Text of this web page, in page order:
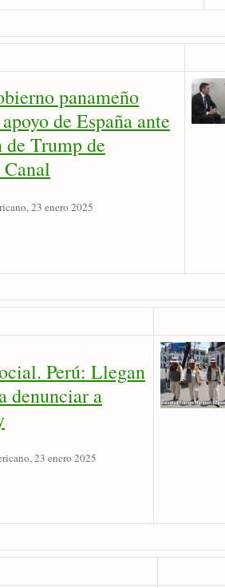
panameño
de España ante
Trump de
23 enero 2025
Perú: Llegan
denunciar a
23 enero 2025